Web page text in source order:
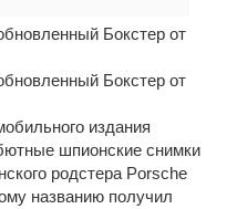
издания
шпионские снимки
родстера Porsche
названию получил